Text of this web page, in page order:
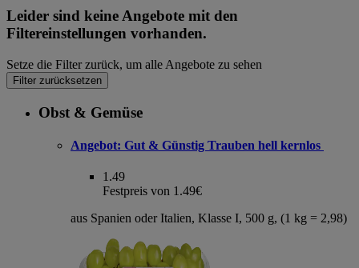
Leider sind keine Angebote mit den
Filtereinstellungen vorhanden.
Setze die Filter zurück, um alle Angebote zu sehen
Filter zurücksetzen
Obst & Gemüse
Angebot: Gut & Günstig Trauben hell kernlos
1.49
Festpreis von 1.49€
aus Spanien oder Italien, Klasse I, 500 g, (1 kg = 2,98)